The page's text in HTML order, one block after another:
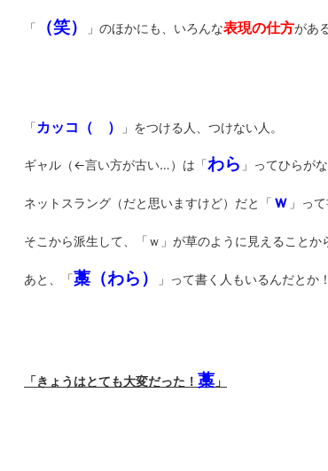
「 （笑） 」のほかにも、いろんな表現の仕方があ
「カッコ（ ） 」をつける人、つけない人。
ギャル（←言い方が古い…）は「わら 」ってひらが
ネットスラング（だと思いますけど）だと「 ｗ 」っ
そこから派生して、「ｗ」が草のように見えることか
あと、「藁（わら） 」って書く人もいるんだとか
「きょうはとても大変だった！ 藁 」